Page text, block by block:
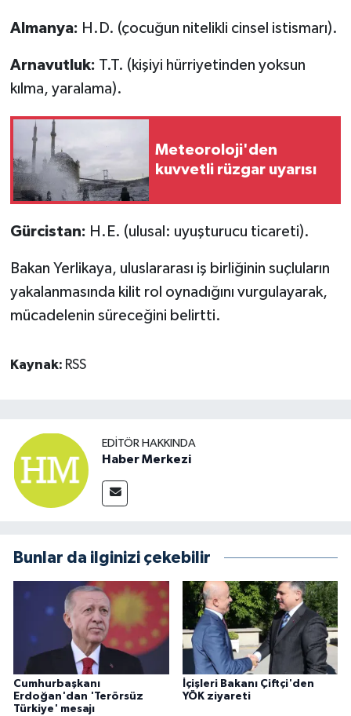
Almanya: H.D. (çocuğun nitelikli cinsel istismarı).
Arnavutluk: T.T. (kişiyi hürriyetinden yoksun
kılma, yaralama).
Meteoroloji'den
kuvvetli rüzgar uyarısı
Gürcistan: H.E. (ulusal: uyuşturucu ticareti).
Bakan Yerlikaya, uluslararası iş birliğinin suçluların
yakalanmasında kilit rol oynadığını vurgulayarak,
mücadelenin süreceğini belirtti.
Kaynak: RSS
EDITÖR HAKKINDA
Haber Merkezi
Bunlar da ilginizi çekebilir
Cumhurbaşkanı
Erdoğan'dan 'Terörsüz
Türkiye' mesajı
İçişleri Bakanı Çiftçi'den
YÖK ziyareti